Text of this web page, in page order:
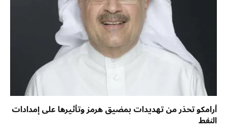
أرامكو تحذر من تهديدات بمضيق هرمز وتأثيرها على إمدادات
النفط